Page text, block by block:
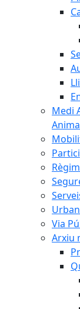
Medi
Via
Arxiu